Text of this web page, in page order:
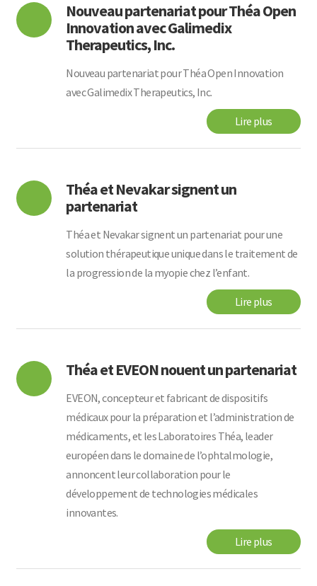
Nouveau partenariat pour Théa Open
Innovation avec Galimedix
Therapeutics, Inc.
Nouveau partenariat pour Théa Open Innovation
avec Galimedix Therapeutics, Inc.
Lire plus
Théa et Nevakar signent un
partenariat
Théa et Nevakar signent un partenariat pour une
solution thérapeutique unique dans le traitement de
la progression de la myopie chez l’enfant.
Lire plus
Théa et EVEON nouent un partenariat
EVEON, concepteur et fabricant de dispositifs
médicaux pour la préparation et l’administration de
médicaments, et les Laboratoires Théa, leader
européen dans le domaine de l’ophtalmologie,
annoncent leur collaboration pour le
développement de technologies médicales
innovantes.
Lire plus